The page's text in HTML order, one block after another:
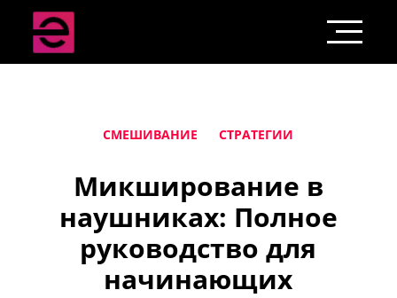
СМЕШИВАНИЕ СТРАТЕГИИ
Микширование в
наушниках: Полное
руководство для
начинающих